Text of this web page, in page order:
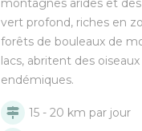
vert profond, riches en
forêts de bouleaux de
lacs, abritent des
endémiques.
15 - 20 km par jour